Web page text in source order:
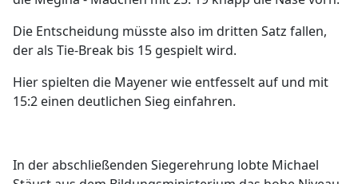
Die Entscheidung müsste also im dritten Satz fallen,
der als Tie-Break bis 15 gespielt wird.
Hier spielten die Mayener wie entfesselt auf und mit
15:2 einen deutlichen Sieg einfahren.
In der abschließenden Siegerehrung lobte Michael